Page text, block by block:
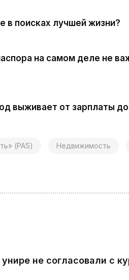
в поисках лучшей жизни?
на самом деле не
выживает от зарплаты
(PAS) Недвижимость
не согласовали с